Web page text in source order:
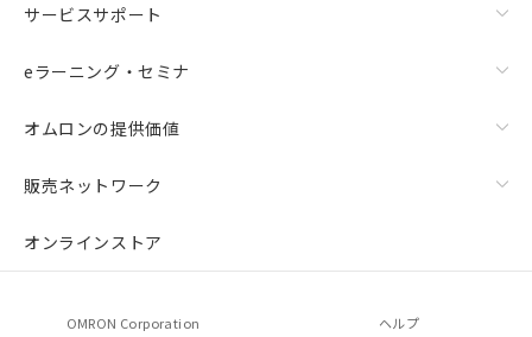
サービスサポート
eラーニング・セミナ
オムロンの提供価値
販売ネットワーク
オンラインストア
OMRON Corporation ヘルプ